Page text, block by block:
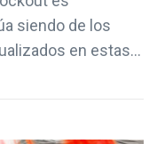
siendo de los
en estas...